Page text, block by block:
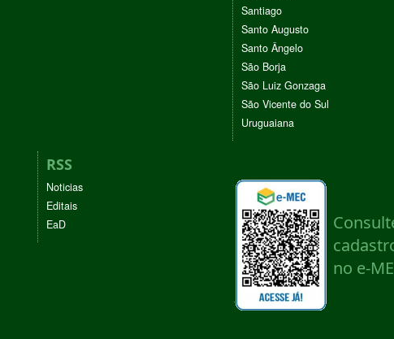
Santiago
Santo Augusto
Santo Ângelo
São Borja
São Luiz Gonzaga
São Vicente do Sul
Uruguaiana
RSS
Noticias
Editais
EaD